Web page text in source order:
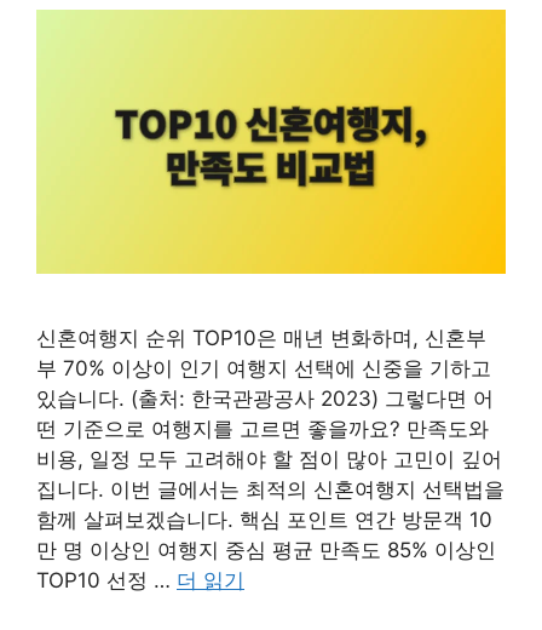
신혼여행지 순위 TOP10은 매년 변화하며, 신혼부
부 70% 이상이 인기 여행지 선택에 신중을 기하고
있습니다. (출처: 한국관광공사 2023) 그렇다면 어
떤 기준으로 여행지를 고르면 좋을까요? 만족도와
비용, 일정 모두 고려해야 할 점이 많아 고민이 깊어
집니다. 이번 글에서는 최적의 신혼여행지 선택법을
함께 살펴보겠습니다. 핵심 포인트 연간 방문객 10
만 명 이상인 여행지 중심 평균 만족도 85% 이상인
TOP10 선정 … 더 읽기